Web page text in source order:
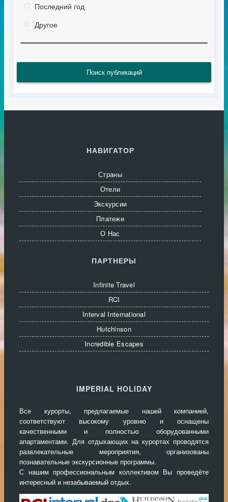
Последний год
Другое
Поиск публикаций
НАВИГАТОР
Страны
Отели
Экскурсии
Платежи
О Нас
ПАРТНЕРЫ
Infinite Travel
RCI
Interval International
Hutchinson
Incredible Escapes
IMPERIAL HOLIDAY
Все курорты, предлагаемые нашей компанией,
соответствуют высокому уровню и оснащены
качественными и полностью оборудованными
апартаментами. Для отдыхающих на курортах проводятся
развлекательные мероприятия, организованы
познавательные экскурсионные программы.
С нашим профессиональным коллективом Вы проведёте
интересный и незабываемый отдых.